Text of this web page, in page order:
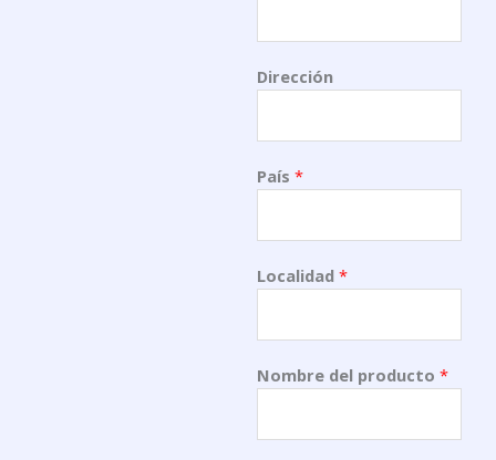
Dirección
País*
Localidad*
Nombre del producto*